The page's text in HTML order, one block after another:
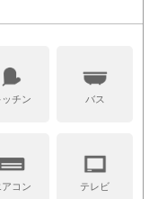
ッチン バス
アコン テレビ